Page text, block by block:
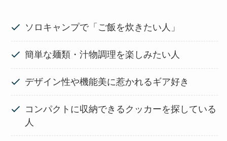
ソロキャンプで「ご飯を炊きたい人」
簡単な麺類・汁物調理を楽しみたい人
デザイン性や機能美に惹かれるギア好き
コンパクトに収納できるクッカーを探している
人